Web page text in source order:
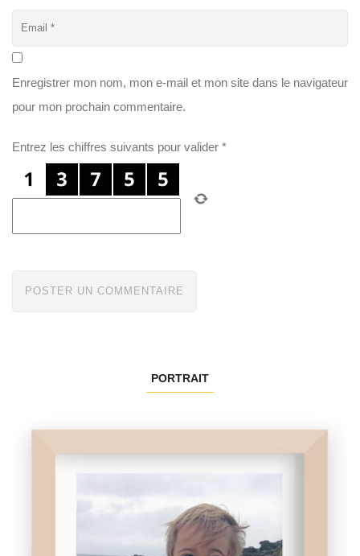
Enregistrer mon nom, mon e-mail et mon site dans le navigateur
pour mon prochain commentaire.
Entrez les chiffres suivants pour valider *
PORTRAIT